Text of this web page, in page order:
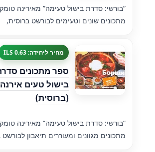
”בורשי: סדרת בישול טעימה” מאירינה
מתכונים שונים וטעימים לבורשט ברוסית,
מחיר ליחידה: 0.63 ILS
ספר מתכונים
בישול טעים
(ברוסית)
”בורשי: סדרת בישול טעימה” מאירינה
מתכונים מגוונים ומעוררים תיאבון לבורשט